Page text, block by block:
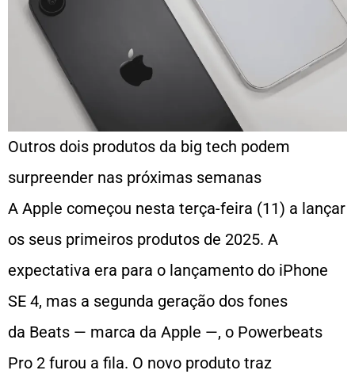
Outros dois produtos da big tech podem
surpreender nas próximas semanas
A Apple começou nesta terça-feira (11) a lançar
os seus primeiros produtos de 2025. A
expectativa era para o lançamento do iPhone
SE 4, mas a segunda geração dos fones
da Beats — marca da Apple —, o Powerbeats
Pro 2 furou a fila. O novo produto traz